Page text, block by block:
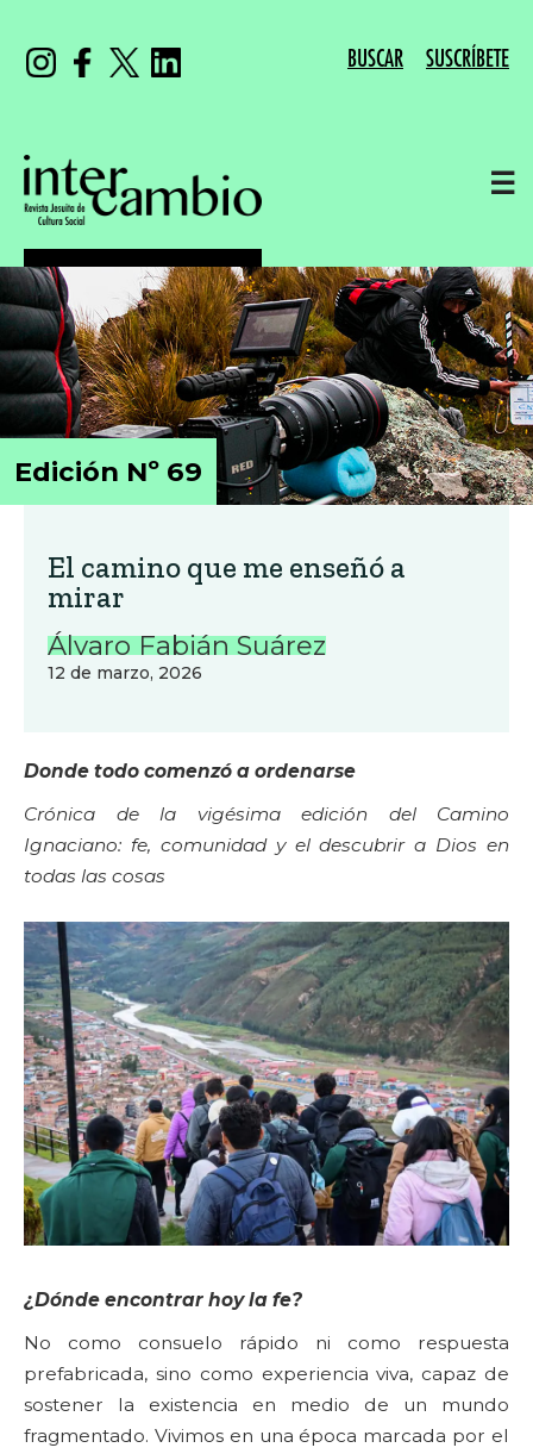
BUSCAR SUSCRÍBETE
☰
Edición Nº 69
El camino que me enseñó a
mirar
Álvaro Fabián Suárez
12 de marzo, 2026
Donde todo comenzó a ordenarse
Crónica de la vigésima edición del Camino
Ignaciano: fe, comunidad y el descubrir a Dios en
todas las cosas
¿Dónde encontrar hoy la fe?
No como consuelo rápido ni como respuesta
prefabricada, sino como experiencia viva, capaz de
sostener la existencia en medio de un mundo
fragmentado. Vivimos en una época marcada por el